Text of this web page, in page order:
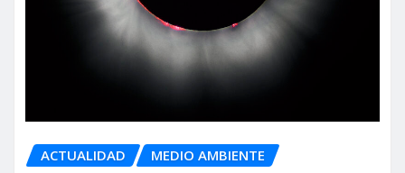
ACTUALIDAD MEDIO AMBIENTE